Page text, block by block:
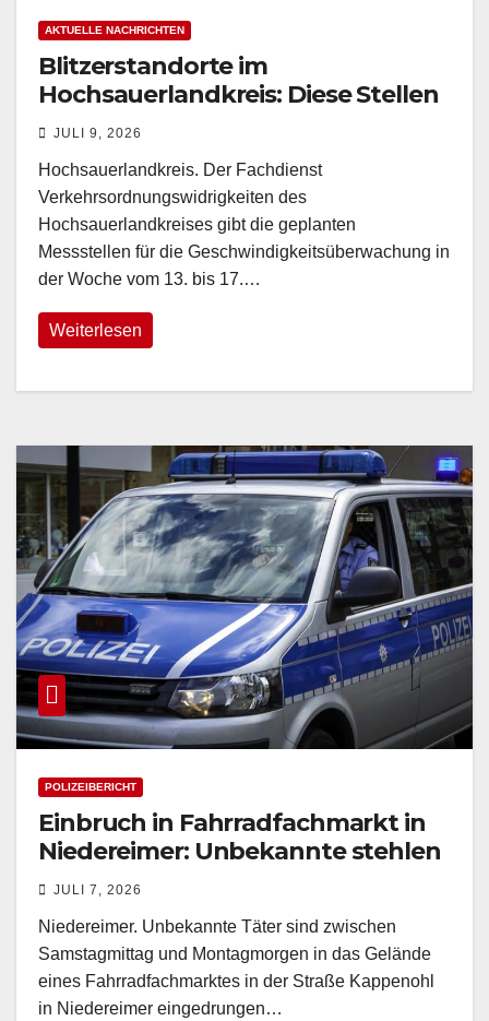
AKTUELLE NACHRICHTEN
Blitzerstandorte im
Hochsauerlandkreis: Diese Stellen
werden vom 13. bis 17. Juli
JULI 9, 2026
Hochsauerlandkreis. Der Fachdienst
Verkehrsordnungswidrigkeiten des
Hochsauerlandkreises gibt die geplanten
Messstellen für die Geschwindigkeitsüberwachung in
der Woche vom 13. bis 17.…
Weiterlesen
POLIZEIBERICHT
Einbruch in Fahrradfachmarkt in
Niedereimer: Unbekannte stehlen
Fahrräder aus Container
JULI 7, 2026
Niedereimer. Unbekannte Täter sind zwischen
Samstagmittag und Montagmorgen in das Gelände
eines Fahrradfachmarktes in der Straße Kappenohl
in Niedereimer eingedrungen…